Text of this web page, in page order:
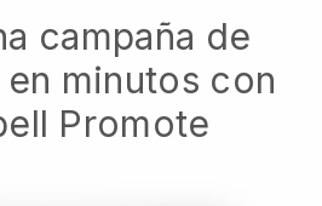
campaña de
minutos con
Promote